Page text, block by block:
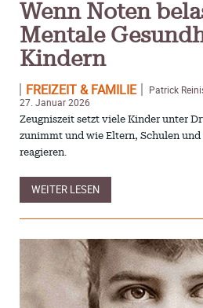
Wenn Noten
Mentale
Kindern
FREIZEIT & FAMILIE Patrick
27. Januar 2026
Zeugniszeit setzt viele Kinder unter
zunimmt und wie Eltern, Schulen
reagieren.
WEITER LESEN